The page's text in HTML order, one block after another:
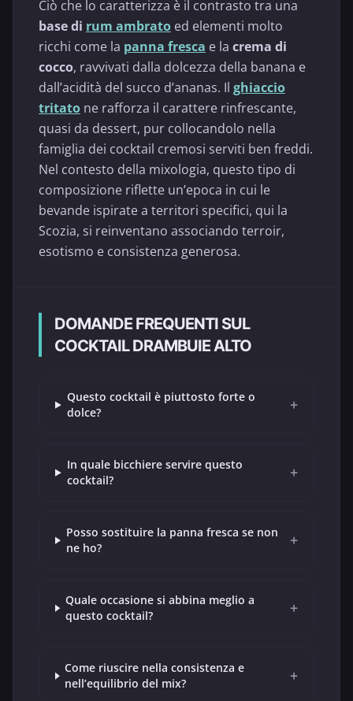
Ciò che lo caratterizza è il contrasto tra una
base di rum ambrato ed elementi molto
ricchi come la panna fresca e la crema di
cocco, ravvivati dalla dolcezza della banana e
dall’acidità del succo d’ananas. Il ghiaccio
tritato ne rafforza il carattere rinfrescante,
quasi da dessert, pur collocandolo nella
famiglia dei cocktail cremosi serviti ben freddi.
Nel contesto della mixologia, questo tipo di
composizione riflette un’epoca in cui le
bevande ispirate a territori specifici, qui la
Scozia, si reinventano associando terroir,
esotismo e consistenza generosa.
DOMANDE FREQUENTI SUL
COCKTAIL DRAMBUIE ALTO
Questo cocktail è piuttosto forte o
dolce?
+
In quale bicchiere servire questo
cocktail?
+
Posso sostituire la panna fresca se non
ne ho?
+
Quale occasione si abbina meglio a
questo cocktail?
+
Come riuscire nella consistenza e
nell’equilibrio del mix?
+